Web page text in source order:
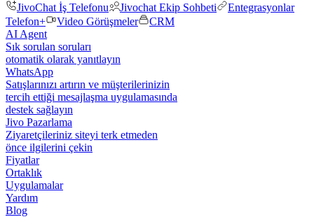
JivoChat İş Telefonu
Jivochat Ekip Sohbeti
Entegrasyonlar
Telefon+
Video Görüşmeler
CRM
AI Agent
Sık sorulan soruları
otomatik olarak yanıtlayın
WhatsApp
Satışlarınızı artırın ve müşterilerinizin
tercih ettiği mesajlaşma uygulamasında
destek sağlayın
Jivo Pazarlama
Ziyaretçileriniz siteyi terk etmeden
önce ilgilerini çekin
Fiyatlar
Ortaklık
Uygulamalar
Yardım
Blog